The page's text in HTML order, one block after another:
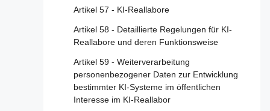
Artikel 10 - Daten und Daten-Governance
Artikel 11 - Technische Dokumentation
Artikel 12 - Aufzeichnungspflichten
Artikel 13 - Transparenz und Bereitstellung
allgemeinem Verwendungszweck als KI-
Verwendungszweck mit systemischem
Risiko
Artikel 52 - Verfahren
Abschnitt 2 - Pflichten für Anbieter von KI-
Modellen mit allgemeinem
Artikel 57 - KI-Reallabore
Artikel 58 - Detaillierte Regelungen für KI-
Reallabore und deren Funktionsweise
Artikel 59 - Weiterverarbeitung
personenbezogener Daten zur Entwicklung
bestimmter KI-Systeme im öffentlichen
Interesse im KI-Reallabor